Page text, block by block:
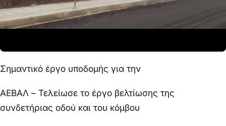
Σημαντικό έργο υποδομής για την
ΑΕΒΑΛ – Τελείωσε το έργο βελτίωσης της
συνδετήριας οδού και του κόμβου